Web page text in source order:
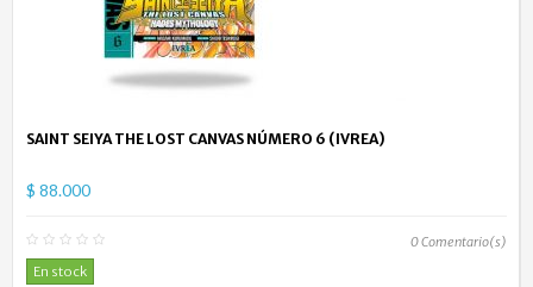
SAINT SEIYA THE LOST CANVAS NÚMERO 6 (IVREA)
$ 88.000
0Comentario(s)
En stock